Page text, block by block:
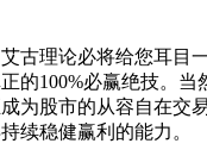
古理论必将给您耳目
的100%必赢绝技。当
为股市的从容自在交
续稳健赢利的能力。